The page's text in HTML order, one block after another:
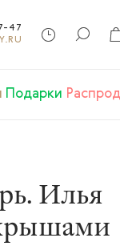
47
Подарки
Илья